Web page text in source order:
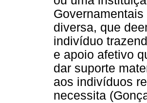
diversa, que
indivíduo
e apoio afetivo
dar suporte
aos indivíduos
necessita